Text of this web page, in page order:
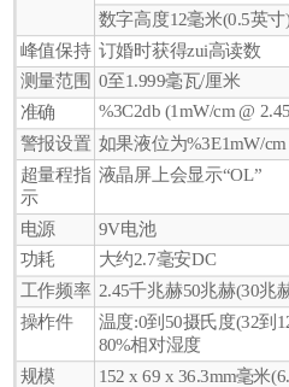
数字高度12毫米(0.5英寸
峰值保持 订婚时获得zui高读数
测量范围
0至1.999毫瓦/厘米
准确
%3C2db (1mW/cm @
警报设置 如果液位为%3E1mW/
超量程指
示
液晶屏上会显示“OL”
电源
9V电池
功耗
大约2.7毫安DC
工作频率 2.45千兆赫50兆赫(30兆
操柞件
温度:0到50摄氏度(32到
80%相对湿度
规模
152 x 69 x 36.3mm毫米